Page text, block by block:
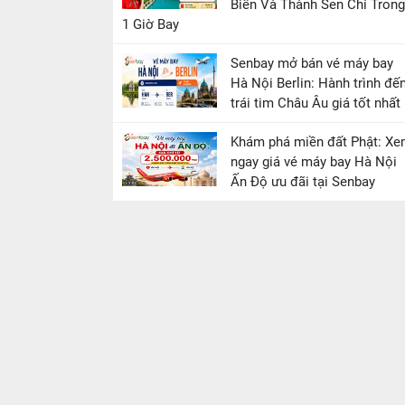
Biển Và Thành Sen Chỉ Trong
1 Giờ Bay
Senbay mở bán vé máy bay
Hà Nội Berlin: Hành trình
trái tim Châu Âu giá tốt nhất
Khám phá miền đất Phật:
ngay giá vé máy bay Hà Nội
Ấn Độ ưu đãi tại Senbay